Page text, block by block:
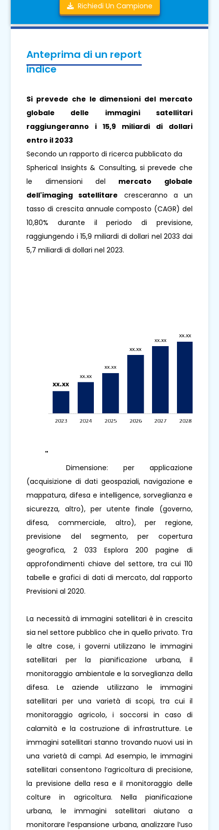
Richiedi Un Campione
Anteprima di un report
indice
Si prevede che le dimensioni del mercato
globale delle immagini satellitari
raggiungeranno i 15,9 miliardi di dollari
entro il 2033
Secondo un rapporto di ricerca pubblicato da
Spherical Insights & Consulting, si prevede che
le dimensioni del mercato globale
dell'imaging satellitare cresceranno a un
tasso di crescita annuale composto (CAGR) del
10,80% durante il periodo di previsione,
raggiungendo i 15,9 miliardi di dollari nel 2033 dai
5,7 miliardi di dollari nel 2023.
"
satellitareDimensione: per applicazione
(acquisizione di dati geospaziali, navigazione e
mappatura, difesa e intelligence, sorveglianza e
sicurezza, altro), per utente finale (governo,
difesa, commerciale, altro), per regione,
previsione del segmento, per copertura
geografica, 2 033 Esplora 200 pagine di
approfondimenti chiave del settore, tra cui 110
tabelle e grafici di dati di mercato, dal rapporto
Previsioni al 2020.
La necessità di immagini satellitari è in crescita
sia nel settore pubblico che in quello privato. Tra
le altre cose, i governi utilizzano le immagini
satellitari per la pianificazione urbana, il
monitoraggio ambientale e la sorveglianza della
difesa. Le aziende utilizzano le immagini
satellitari per una varietà di scopi, tra cui il
monitoraggio agricolo, i soccorsi in caso di
calamità e la costruzione di infrastrutture. Le
immagini satellitari stanno trovando nuovi usi in
una varietà di campi. Ad esempio, le immagini
satellitari consentono l’agricoltura di precisione,
la previsione della resa e il monitoraggio delle
colture in agricoltura. Nella pianificazione
urbana, le immagini satellitari aiutano a
monitorare l’espansione urbana, analizzare l’uso